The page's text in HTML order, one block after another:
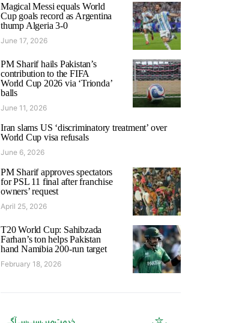
Magical Messi equals World
Cup goals record as Argentina
thump Algeria 3-0
June 17, 2026
PM Sharif hails Pakistan’s
contribution to the FIFA
World Cup 2026 via ‘Trionda’
balls
June 11, 2026
Iran slams US ‘discriminatory treatment’ over
World Cup visa refusals
June 6, 2026
PM Sharif approves spectators
for PSL 11 final after franchise
owners’ request
April 25, 2026
T20 World Cup: Sahibzada
Farhan’s ton helps Pakistan
hand Namibia 200-run target
February 18, 2026